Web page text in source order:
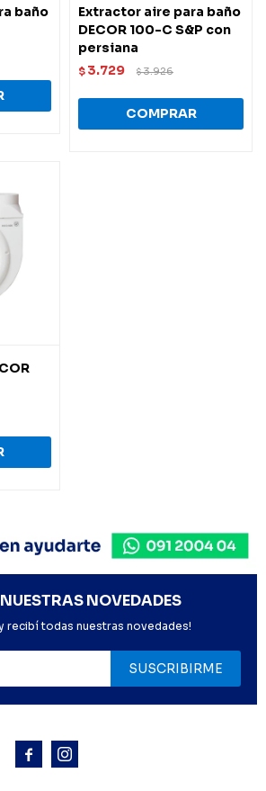
baño
Extractor aire para baño
DECOR 100-C S&P con
persiana
$ 3.729 $3.926
 
NOVEDADES
recibí todas nuestras novedades!
SUSCRIBIRME